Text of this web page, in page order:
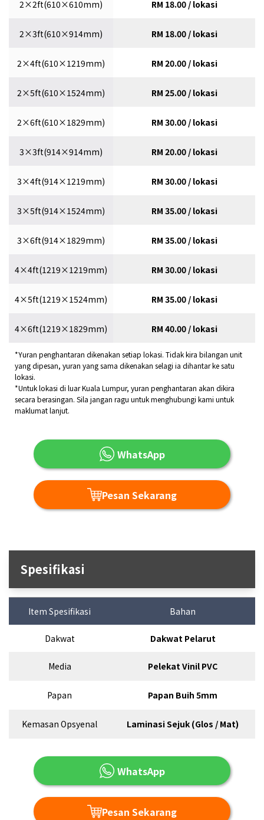
2×2ft(610×610mm) RM 18.00 / lokasi
2×3ft(610×914mm) RM 18.00 / lokasi
2×4ft(610×1219mm) RM 20.00 / lokasi
2×5ft(610×1524mm) RM 25.00 / lokasi
2×6ft(610×1829mm) RM 30.00 / lokasi
3×3ft(914×914mm) RM 20.00 / lokasi
3×4ft(914×1219mm) RM 30.00 / lokasi
3×5ft(914×1524mm) RM 35.00 / lokasi
3×6ft(914×1829mm) RM 35.00 / lokasi
4×4ft(1219×1219mm) RM 30.00 / lokasi
4×5ft(1219×1524mm) RM 35.00 / lokasi
4×6ft(1219×1829mm) RM 40.00 / lokasi
*Yuran penghantaran dikenakan setiap lokasi. Tidak kira bilangan unit
yang dipesan, yuran yang sama dikenakan selagi ia dihantar ke satu
lokasi.
*Untuk lokasi di luar Kuala Lumpur, yuran penghantaran akan dikira
secara berasingan. Sila jangan ragu untuk menghubungi kami untuk
maklumat lanjut.
WhatsApp
Pesan Sekarang
Spesifikasi
Item Spesifikasi Bahan
Dakwat Dakwat Pelarut
Media Pelekat Vinil PVC
Papan Papan Buih 5mm
Kemasan Opsyenal Laminasi Sejuk (Glos / Mat)
WhatsApp
Pesan Sekarang